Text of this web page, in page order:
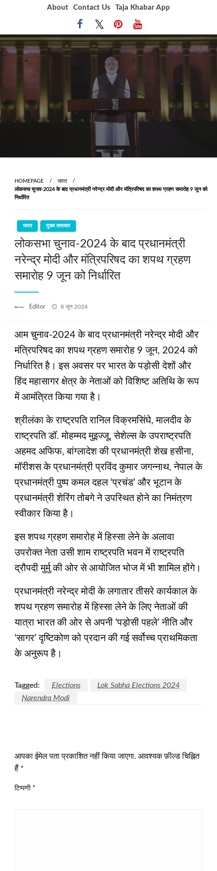
About Contact Us Taja Khabar App
HOMEPAGE
भारत
लोकसभा चुनाव-2024 के बाद प्रधानमंत्री नरेन्द्र मोदी और मंत्रिपरिषद का शपथ ग्रहण समारोह 9 जून को
निर्धारित
भारत मुख्य समाचार
लोकसभा चुनाव-2024 के बाद प्रधानमंत्री
नरेन्द्र मोदी और मंत्रिपरिषद का शपथ ग्रहण
समारोह 9 जून को निर्धारित
Editor
Posted
8 जून 2024
आम चुनाव-2024 के बाद प्रधानमंत्री नरेन्द्र मोदी और
मंत्रिपरिषद का शपथ ग्रहण समारोह 9 जून, 2024 को
निर्धारित है। इस अवसर पर भारत के पड़ोसी देशों और
हिंद महासागर क्षेत्र के नेताओं को विशिष्ट अतिथि के रूप
में आमंत्रित किया गया है।
श्रीलंका के राष्ट्रपति रानिल विक्रमसिंघे, मालदीव के
राष्ट्रपति डॉ. मोहम्मद मुइज्जू, सेशेल्स के उपराष्ट्रपति
अहमद अफिफ, बांग्लादेश की प्रधानमंत्री शेख हसीना,
मॉरीशस के प्रधानमंत्री प्रविंद कुमार जगन्नाथ, नेपाल के
प्रधानमंत्री पुष्प कमल दहल ‘प्रचंड’ और भूटान के
प्रधानमंत्री शेरिंग तोबगे ने उपस्थित होने का निमंत्रण
स्वीकार किया है।
इस शपथ ग्रहण समारोह में हिस्सा लेने के अलावा
उपरोक्त नेता उसी शाम राष्ट्रपति भवन में राष्ट्रपति
द्रौपदी मुर्मु की ओर से आयोजित भोज में भी शामिल होंगे।
प्रधानमंत्री नरेन्द्र मोदी के लगातार तीसरे कार्यकाल के
शपथ ग्रहण समारोह में हिस्सा लेने के लिए नेताओं की
यात्रा भारत की ओर से अपनी ‘पड़ोसी पहले’ नीति और
‘सागर’ दृष्टिकोण को प्रदान की गई सर्वोच्च प्राथमिकता
के अनुरूप है।
Tagged: Elections
Lok Sabha Elections 2024
Narendra Modi
आपका ईमेल पता प्रकाशित नहीं किया जाएगा. आवश्यक फ़ील्ड चिह्नित
हैं *
टिप्पणी *